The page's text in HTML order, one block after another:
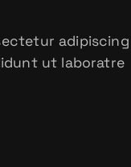
adipiscing
ut laboratre